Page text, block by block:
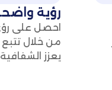
رؤية
احصل على
من خلال تتبع
يعزز